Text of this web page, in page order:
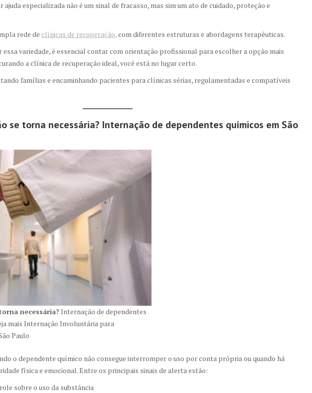
ajuda especializada não é um sinal de fracasso, mas sim um ato de cuidado, proteção e
rede de clínicas de recuperação,com diferentes estruturas e abordagens terapêuticas.
variedade, é essencial contar com orientação profissional para escolher a opção mais
a clínica de recuperação ideal, você está no lugar certo.
famílias e encaminhando pacientes para clínicas sérias, regulamentadas e compatíveis
se torna necessária? Internação de dependentes químicos em São
necessária? Internação de dependentes
mais Internação Involuntária para
Paulo
o dependente químico não consegue interromper o uso por conta própria ou quando há
física e emocional. Entre os principais sinais de alerta estão:
sobre o uso da substância